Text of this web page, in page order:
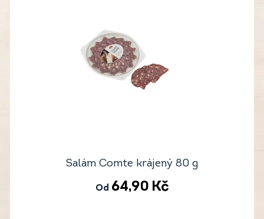
Salám Comte krájený 80 g
Od 64,90 Kč